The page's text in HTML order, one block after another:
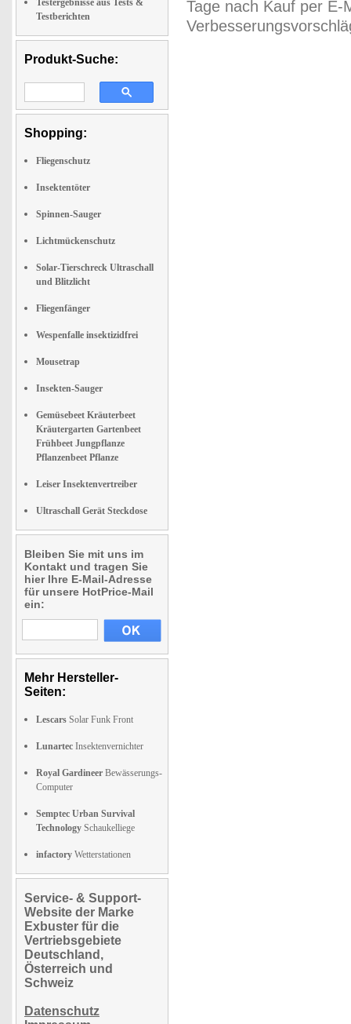
Testergebnisse aus Tests &
Testberichten
Produkt-Suche:
Shopping:
Fliegenschutz
Insektentöter
Spinnen-Sauger
Lichtmückenschutz
Solar-Tierschreck Ultraschall
und Blitzlicht
Fliegenfänger
Wespenfalle insektizidfrei
Mousetrap
Insekten-Sauger
Gemüsebeet Kräuterbeet
Kräutergarten Gartenbeet
Frühbeet Jungpflanze
Pflanzenbeet Pflanze
Leiser Insektenvertreiber
Ultraschall Gerät Steckdose
Bleiben Sie mit uns im
Kontakt und tragen Sie
hier Ihre E-Mail-Adresse
für unsere HotPrice-Mail
ein:
Mehr Hersteller-
Seiten:
Lescars Solar Funk Front
Lunartec Insektenvernichter
Royal Gardineer Bewässerungs-
Computer
Semptec Urban Survival
Technology Schaukelliege
infactory Wetterstationen
Service- & Support-
Website der Marke
Exbuster für die
Vertriebsgebiete
Deutschland,
Österreich und
Schweiz
Datenschutz
Tage nach Kauf per E-